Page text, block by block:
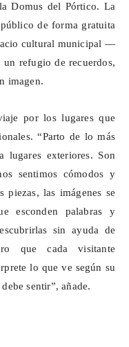
Domus del Pórtico. La
de forma gratuita
cultural municipal —
refugio de recuerdos,
imagen.
por los lugares que
“Parto de lo más
lugares exteriores. Son
sentimos cómodos y
piezas, las imágenes se
esconden palabras y
sin ayuda de
que cada visitante
lo que ve según su
sentir”, añade.